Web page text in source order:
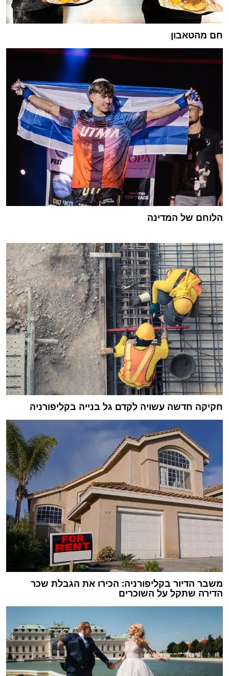
חם מהטאבון
הלוחם של המדינה
חקיקה חדשה עשויה לקדם גל בנייה בקליפורניה
משבר הדיור בקליפורניה: הכירו את הגבלת שכר
הדירה שתקל על השוכרים